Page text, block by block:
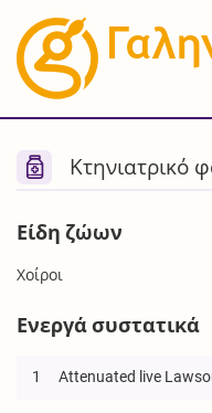
Κτηνιατρικό
Είδη ζώων
Χοίροι
Ενεργά συστατικά
1 Attenuated live